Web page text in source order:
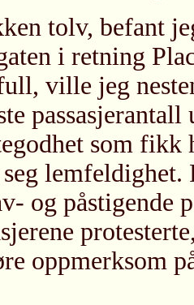
tolv, befant
i retning
ville jeg
som fikk
lemfeldighet.
og påstigende
oppmerksom